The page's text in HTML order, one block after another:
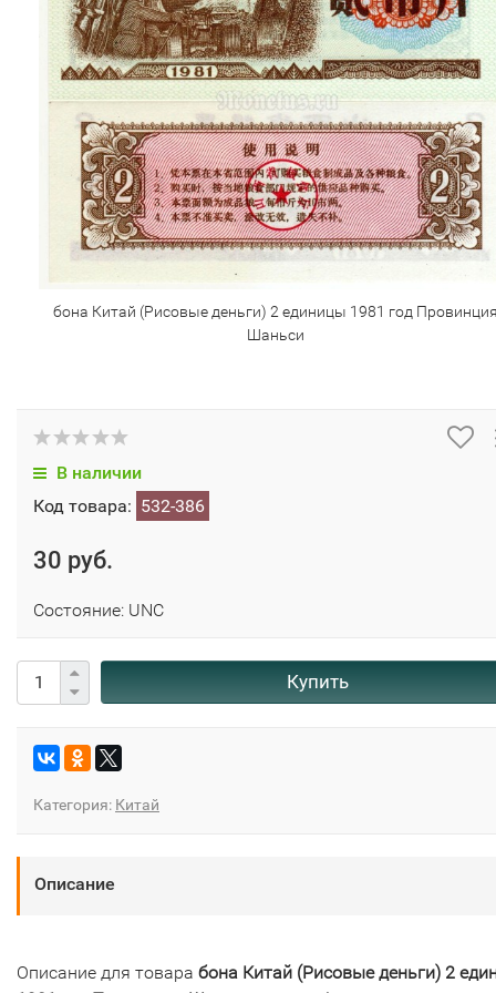
бона Китай (Рисовые деньги) 2 единицы 1981 год
Шаньси
В наличии
Код товара: 532-386
30 руб.
Состояние: UNC
Купить
Категория: Китай
Описание
Описание для товара бона Китай (Рисовые деньги) 2